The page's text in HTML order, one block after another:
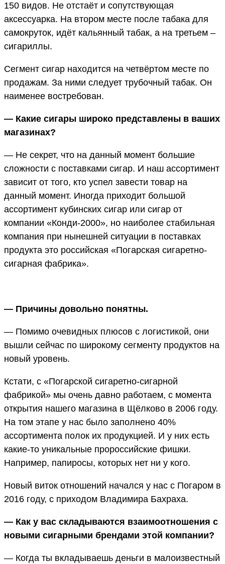
150 видов. Не отстаёт и сопутствующая
аксессуарка. На втором месте после табака для
самокруток, идёт кальянный табак, а на третьем –
сигариллы.
Сегмент сигар находится на четвёртом месте по
продажам. За ними следует трубочный табак. Он
наименее востребован.
— Какие сигары широко представлены в ваших
магазинах?
— Не секрет, что на данный момент большие
сложности с поставками сигар. И наш ассортимент
зависит от того, кто успел завести товар на
данный момент. Иногда приходит большой
ассортимент кубинских сигар или сигар от
компании «Конди-2000», но наиболее стабильная
компания при нынешней ситуации в поставках
продукта это российская «Погарская сигаретно-
сигарная фабрика».
— Причины довольно понятны.
— Помимо очевидных плюсов с логистикой, они
вышли сейчас по широкому сегменту продуктов на
новый уровень.
Кстати, с «Погарской сигаретно-сигарной
фабрикой» мы очень давно работаем, с момента
открытия нашего магазина в Щёлково в 2006 году.
На том этапе у нас было заполнено 40%
ассортимента полок их продукцией. И у них есть
какие-то уникальные пророссийские фишки.
Например, папиросы, которых нет ни у кого.
Новый виток отношений начался у нас с Погаром в
2016 году, с приходом Владимира Бахраха.
— Как у вас складываются взаимоотношения с
новыми сигарными брендами этой компании?
— Когда ты вкладываешь деньги в малоизвестный